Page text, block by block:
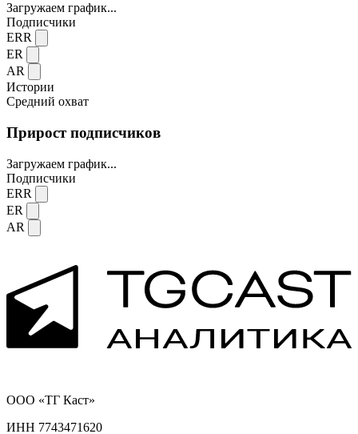
Загружаем график...
Подписчики
ERR
ER
AR
Истории
Средний охват
Прирост подписчиков
Загружаем график...
Подписчики
ERR
ER
AR
ООО «ТГ Каст»
ИНН 7743471620